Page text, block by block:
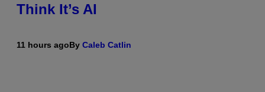
Think It’s AI
11 hours agoBy Caleb Catlin